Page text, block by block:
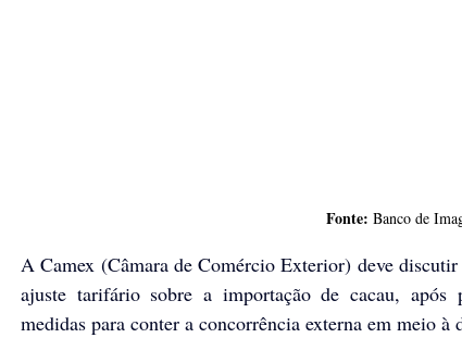
Fonte: Banco de
A Camex (Câmara de Comércio Exterior) deve
ajuste tarifário sobre a importação de cacau, após
medidas para conter a concorrência externa em meio à